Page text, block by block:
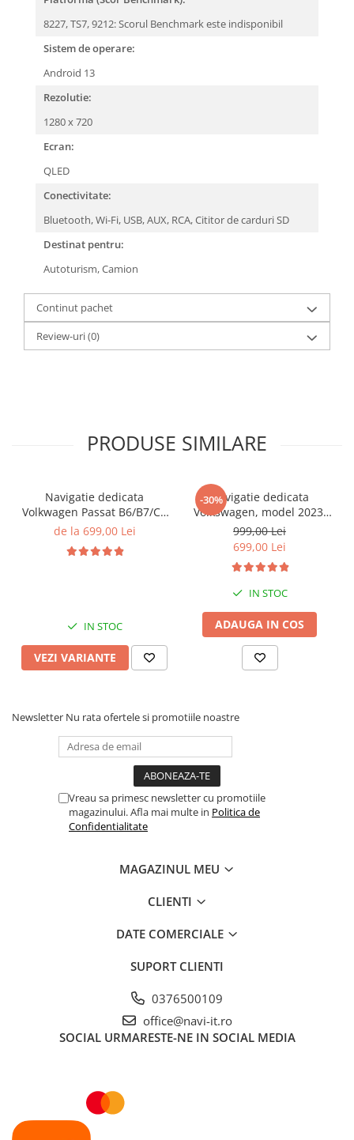
8227, TS7, 9212: Scorul Benchmark este indisponibil
Sistem de operare:
Android 13
Rezolutie:
1280 x 720
Ecran:
QLED
Conectivitate:
Bluetooth,Wi-Fi, USB,AUX, RCA,Cititor de carduri SD
Destinat pentru:
Autoturism,Camion
Continut pachet
Review-uri(0)
PRODUSE SIMILARE
Navigatie dedicata
Volkwagen Passat B6/B7/CC
Gri, 4GB RAM 64GB ROM,
Display QLED 10", DSP,
de la 699,00 Lei
IN STOC
VEZI VARIANTE
-30%Navigatie dedicata
Volkswagen, model 2023,
4GB RAM 64GB ROM,
Quadcore, Android 14,
Display QLED 7", DSP,
Carplay&Android Auto,
Suport camere AHD
999,00 Lei
699,00 Lei
IN STOC
ADAUGA IN COS
Newsletter Nu rata ofertele si promotiile noastre
Vreau sa primesc newsletter cu promotiile
magazinului. Afla mai multe in Politica de
Confidentialitate
MAGAZINUL MEU
CLIENTI
DATE COMERCIALE
SUPORT CLIENTI
0376500109
office@navi-it.ro
SOCIAL URMARESTE-NE IN SOCIAL MEDIA